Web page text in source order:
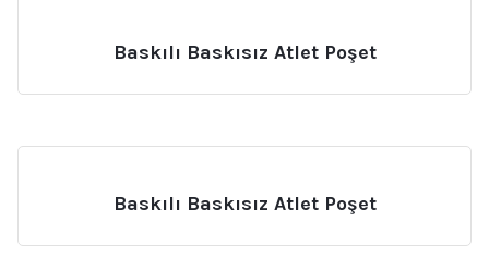
Baskılı Baskısız Atlet Poşet
Baskılı Baskısız Atlet Poşet